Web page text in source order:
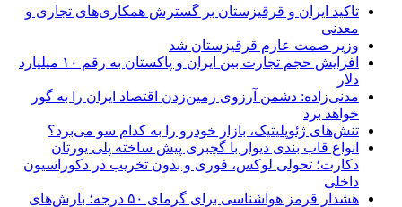
تاکید ایران و قرقیزستان بر گسترش همکاری‌های تجاری و
معدنی
وزیر صمت عازم قرقیزستان شد
افزایش حجم تجارت بین ایران و پاکستان به رقم ۱۰ میلیارد
دلار
مدنی‌زاده: دشمن آرزوی زمین‌زدن اقتصاد ایران را به گور
خواهد برد
تنش‌های ژئوپلیتیک، بازار خودرو را به کدام سو می‌برد؟
انواع قاب بندی دیوار با گچبری پیش ساخته پلی یورتان
دکارت؛ تحولی لوکس، فوری و بدون تخریب در دکوراسیون
داخلی
هشدار قرمز هواشناسی برای گرمای ۵۰ درجه؛ بارش‌های